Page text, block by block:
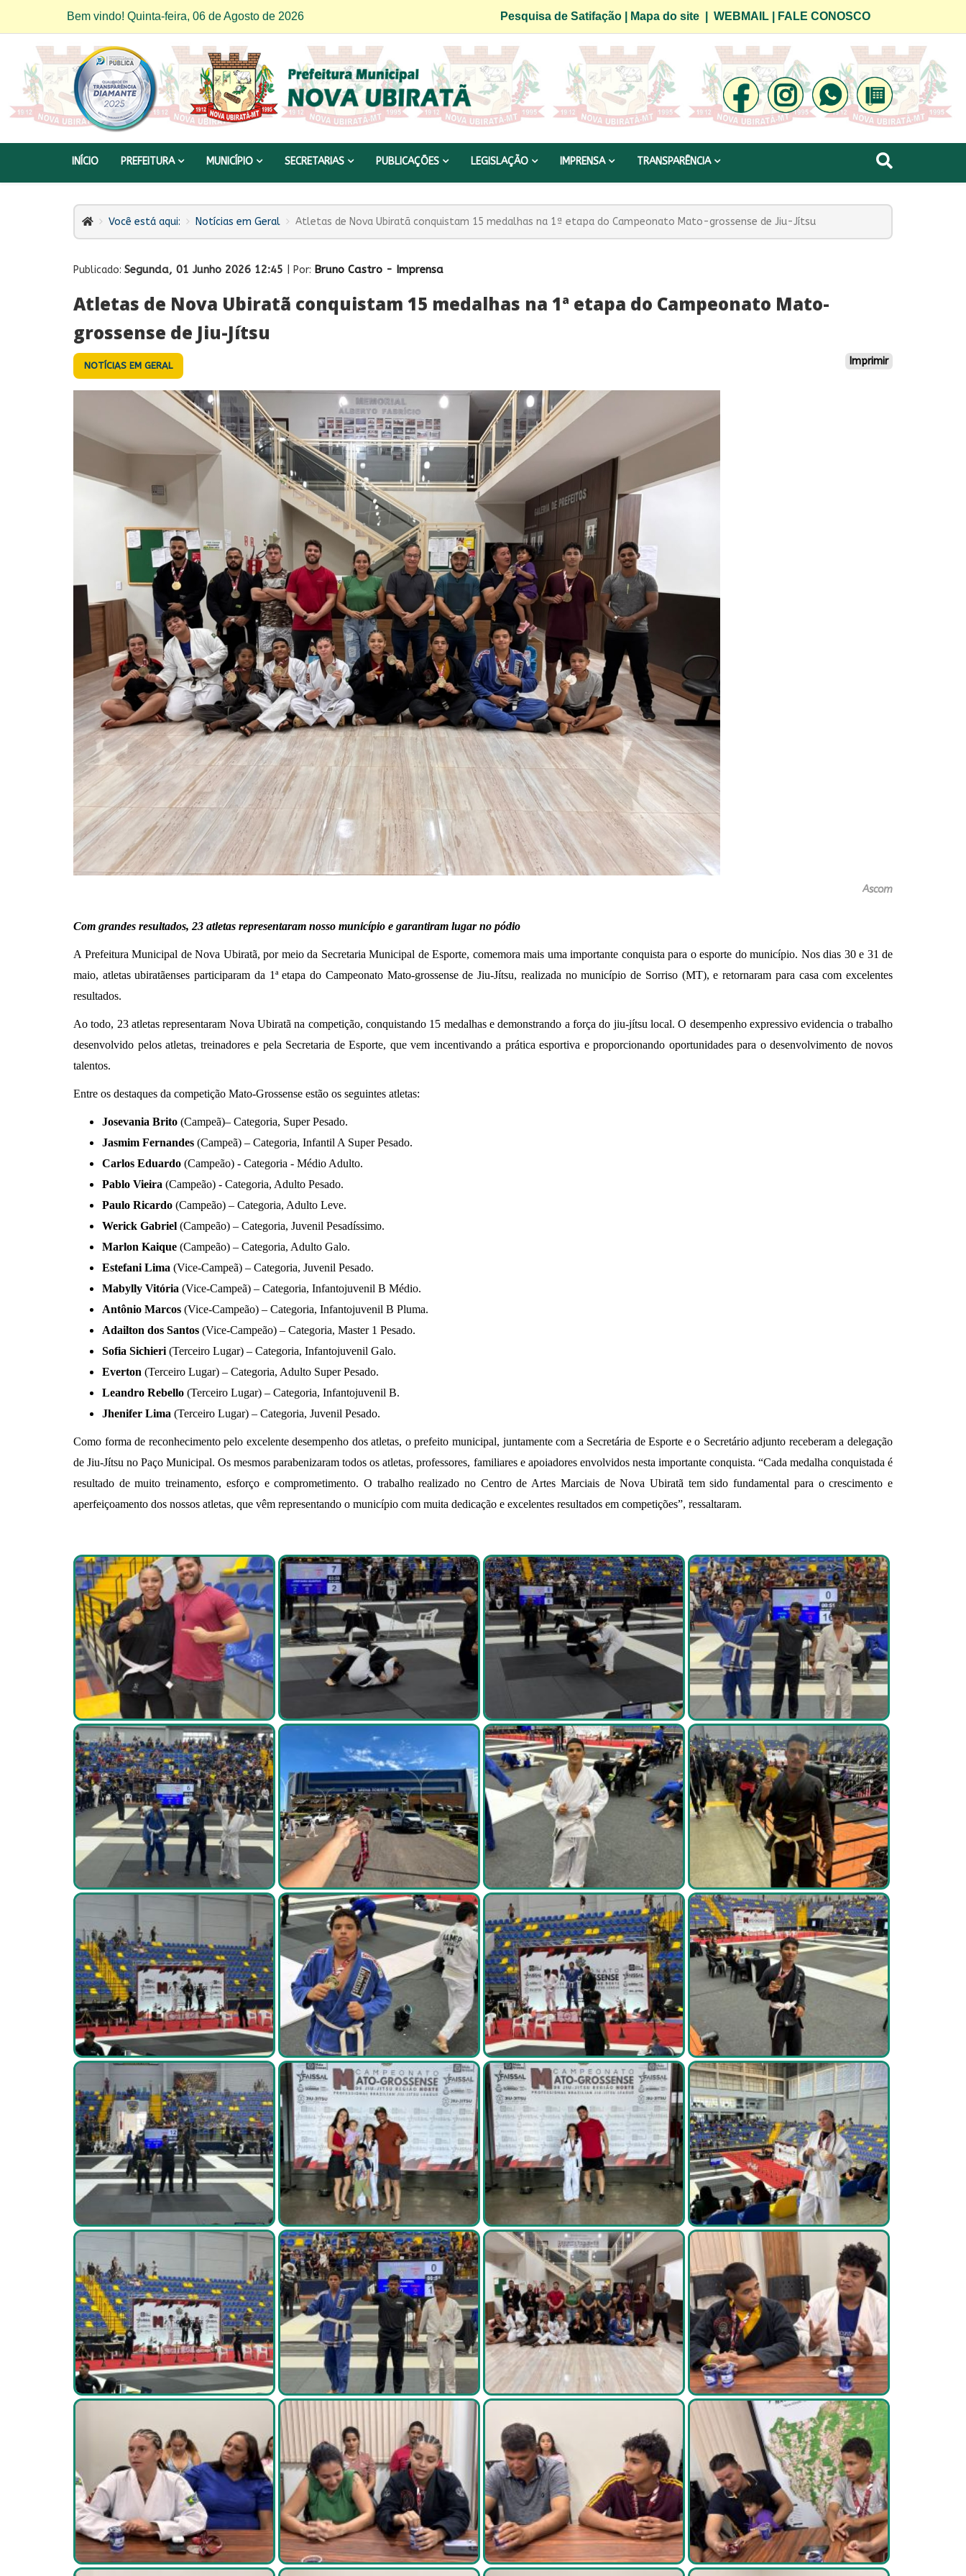
Bem vindo! Quinta-feira, 06 de Agosto de 2026 Pesquisa de Satifação| Mapa do site| WEBMAIL| FALE CONOSCO
INÍCIO PREFEITURA MUNICÍPIO SECRETARIAS PUBLICAÇÕES LEGISLAÇÃO IMPRENSA TRANSPARÊNCIA
Você está aqui: Notícias em Geral Atletas de Nova Ubiratã conquistam 15 medalhas na 1ª etapa do Campeonato Mato-grossense de Jiu-Jítsu
Publicado: Segunda, 01 Junho 2026 12:45 | Por: Bruno Castro - Imprensa
Atletas de Nova Ubiratã conquistam 15 medalhas na 1ª etapa do Campeonato Mato-
grossense de Jiu-Jítsu
NOTÍCIAS EM GERAL Imprimir
Ascom
Com grandes resultados, 23 atletas representaram nosso município e garantiram lugar no pódio
A Prefeitura Municipal de Nova Ubiratã, por meio da Secretaria Municipal de Esporte, comemora mais uma importante conquista para o esporte do município. Nos dias 30 e 31 de
maio, atletas ubiratãenses participaram da 1ª etapa do Campeonato Mato-grossense de Jiu-Jítsu, realizada no município de Sorriso (MT), e retornaram para casa com excelentes
resultados.
Ao todo, 23 atletas representaram Nova Ubiratã na competição, conquistando 15 medalhas e demonstrando a força do jiu-jítsu local. O desempenho expressivo evidencia o trabalho
desenvolvido pelos atletas, treinadores e pela Secretaria de Esporte, que vem incentivando a prática esportiva e proporcionando oportunidades para o desenvolvimento de novos
talentos.
Entre os destaques da competição Mato-Grossense estão os seguintes atletas:
Josevania Brito (Campeã)– Categoria, Super Pesado.
Jasmim Fernandes (Campeã) – Categoria, Infantil A Super Pesado.
Carlos Eduardo (Campeão) - Categoria - Médio Adulto.
Pablo Vieira (Campeão) - Categoria, Adulto Pesado.
Paulo Ricardo (Campeão) – Categoria, Adulto Leve.
Werick Gabriel (Campeão) – Categoria, Juvenil Pesadíssimo.
Marlon Kaique (Campeão) – Categoria, Adulto Galo.
Estefani Lima (Vice-Campeã) – Categoria, Juvenil Pesado.
Mabylly Vitória (Vice-Campeã) – Categoria, Infantojuvenil B Médio.
Antônio Marcos (Vice-Campeão) – Categoria, Infantojuvenil B Pluma.
Adailton dos Santos (Vice-Campeão) – Categoria, Master 1 Pesado.
Sofia Sichieri (Terceiro Lugar) – Categoria, Infantojuvenil Galo.
Everton (Terceiro Lugar) – Categoria, Adulto Super Pesado.
Leandro Rebello (Terceiro Lugar) – Categoria, Infantojuvenil B.
Jhenifer Lima (Terceiro Lugar) – Categoria, Juvenil Pesado.
Como forma de reconhecimento pelo excelente desempenho dos atletas, o prefeito municipal, juntamente com a Secretária de Esporte e o Secretário adjunto receberam a delegação
de Jiu-Jítsu no Paço Municipal. Os mesmos parabenizaram todos os atletas, professores, familiares e apoiadores envolvidos nesta importante conquista. “Cada medalha conquistada é
resultado de muito treinamento, esforço e comprometimento. O trabalho realizado no Centro de Artes Marciais de Nova Ubiratã tem sido fundamental para o crescimento e
aperfeiçoamento dos nossos atletas, que vêm representando o município com muita dedicação e excelentes resultados em competições”, ressaltaram.